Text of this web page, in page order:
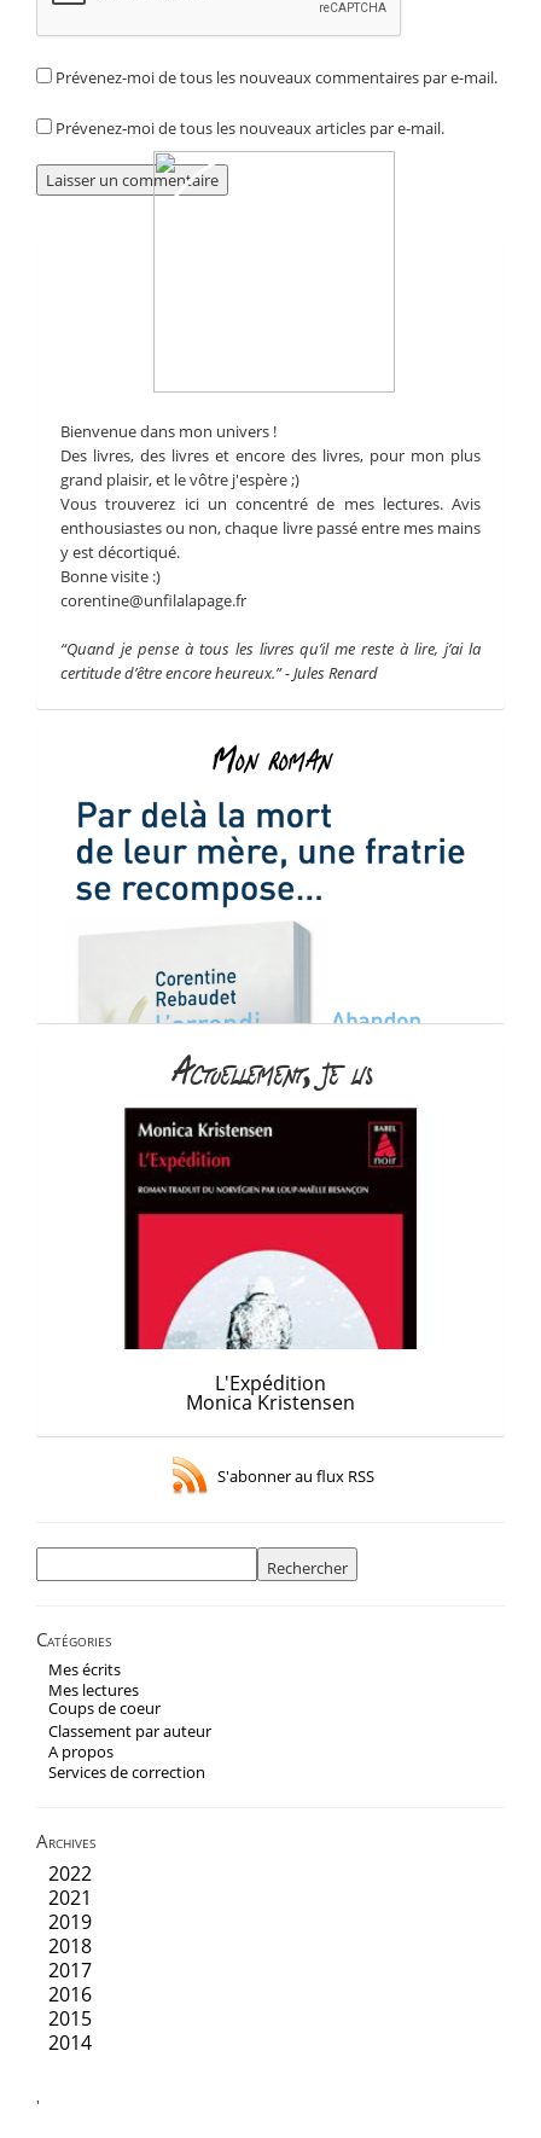
Prévenez-moi de tous les nouveaux commentaires par e-mail.
Prévenez-moi de tous les nouveaux articles par e-mail.
Bienvenue dans mon univers !
Des livres, des livres et encore des livres, pour mon plus
grand plaisir, et le vôtre j'espère ;)
Vous trouverez ici un concentré de mes lectures. Avis
enthousiastes ou non, chaque livre passé entre mes mains
y est décortiqué.
Bonne visite :)
corentine@unfilalapage.fr
“Quand je pense à tous les livres qu’il me reste à lire, j’ai la
certitude d’être encore heureux.” - Jules Renard
Mon roman
Actuellement, je lis
L'Expédition
Monica Kristensen
S'abonner au flux RSS
Rechercher :
Catégories
Mes écrits
Mes lectures
Coups de coeur
Classement par auteur
A propos
Services de correction
Archives
2022
2021
2019
2018
2017
2016
2015
2014
'